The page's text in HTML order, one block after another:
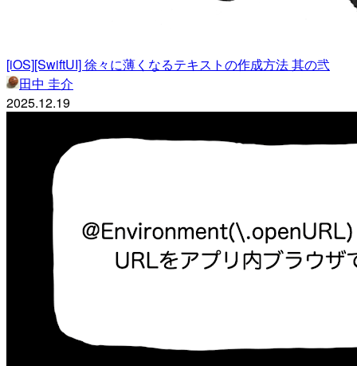
[iOS][SwiftUI] 徐々に薄くなるテキストの作成方法 其の弐
田中 圭介
2025.12.19